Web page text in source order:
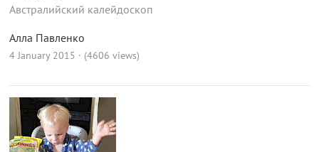
Австралийский калейдоскоп
Алла Павленко
4 January 2015 · (4606 views)